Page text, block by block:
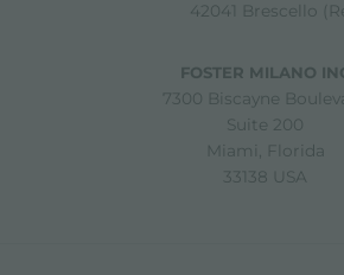
42041 Brescello
FOSTER MILANO
7300 Biscayne
Suite 200
Miami, Florida
33138 USA